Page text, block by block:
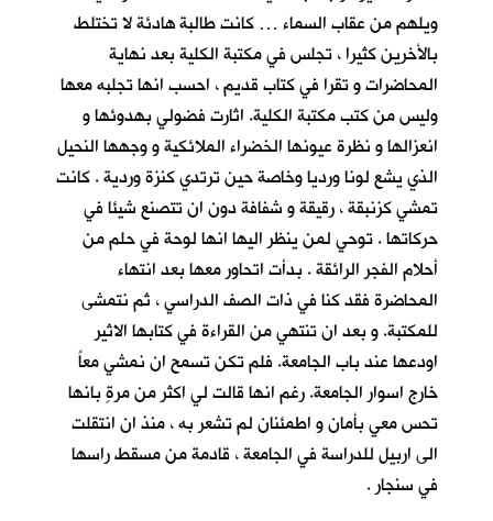
ويلهم من عقاب السماء … كانت طالبة هادئة لا تختلط
بالأخرين كثيرا ، تجلس في مكتبة الكلية بعد نهاية
المحاضرات و تقرا في كتاب قديم ، احسب انها تجلبه معها
وليس من كتب مكتبة الكلية. اثارت فضولي بهدوئها و
انعزالها و نظرة عيونها الخضراء الملائكية و وجهها النحيل
الذي يشع لونا ورديا وخاصة حين ترتدي كنزة وردية . كانت
تمشي كزنبقة ، رقيقة و شفافة دون ان تتصنع شيئا في
حركاتها . توحي لمن ينظر اليها انها لوحة في حلم من
أحلام الفجر الرائقة . بدأت اتحاور معها بعد انتهاء
المحاضرة فقد كنا في ذات الصف الدراسي ، ثم نتمشى
للمكتبة. و بعد ان تنتهي من القراءة في كتابها الاثير
اودعها عند باب الجامعة. فلم تكن تسمح ان نمشي معاً
خارج اسوار الجامعة. رغم انها قالت لي اكثر من مرةٍ بانها
تحس معي بأمان و اطمئنان لم تشعر به ، منذ ان انتقلت
الى اربيل للدراسة في الجامعة ، قادمة من مسقط راسها
في سنجار .